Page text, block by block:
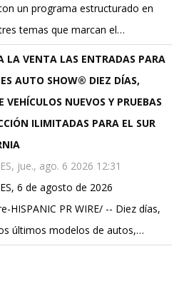
un programa estructurado en
temas que marcan el…
LA VENTA LAS ENTRADAS PARA
AUTO SHOW® DIEZ DÍAS,
VEHÍCULOS NUEVOS Y PRUEBAS
ILIMITADAS PARA EL SUR
jue., ago. 6 2026 12:31
6 de agosto de 2026
HISPANIC PR WIRE/ -- Diez días,
últimos modelos de autos,…